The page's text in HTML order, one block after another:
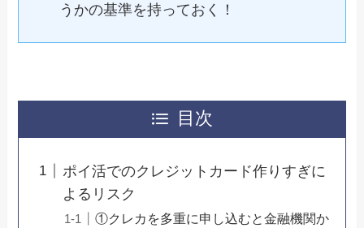
うかの基準を持っておく！
目次
ポイ活でのクレジットカード作りすぎに
よるリスク
①クレカを多重に申し込むと金融機関か